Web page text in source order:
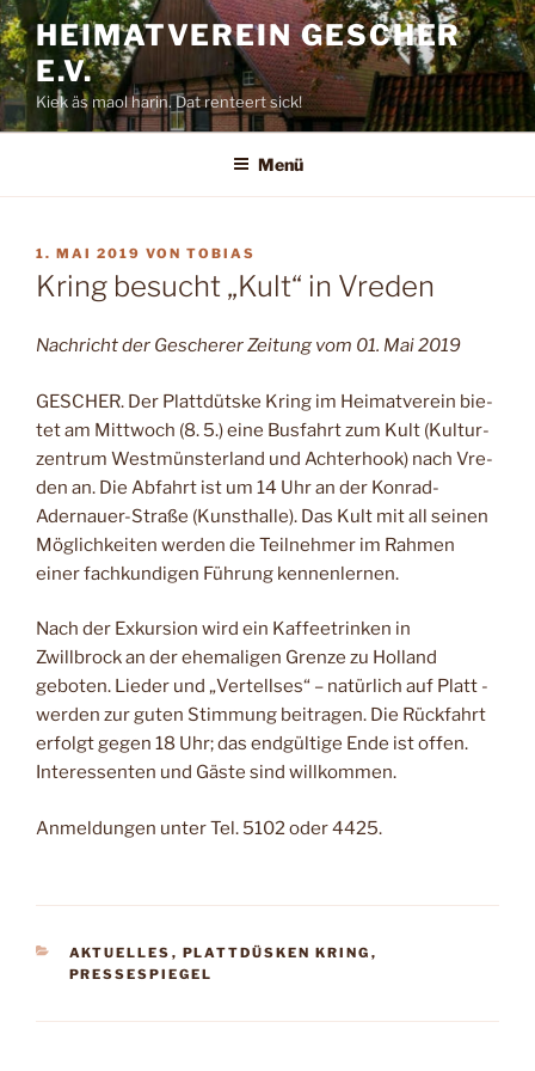
Zum
Inhalt
springen
HEIMATVEREIN GESCHER
E.V.
Kiek äs maol harin. Dat renteert sick!
Menü
VERÖFFENTLICHT
AM
1. MAI 2019 VON TOBIAS
Kring besucht „Kult“ in Vreden
Nachricht der Gescherer Zeitung vom 01. Mai 2019
GESCHER. Der Plattdütske Kring im Heimatverein bie­
tet am Mittwoch (8. 5.) eine Busfahrt zum Kult (Kultur­
zentrum Westmünsterland und Achterhook) nach Vre­
den an. Die Abfahrt ist um 14 Uhr an der Konrad-
Adernauer-Straße (Kunsthalle). Das Kult mit all seinen
Mög­lichkeiten werden die Teil­nehmer im Rahmen
einer fachkundigen Führung kennenlernen.
Nach der Exkursion wird ein Kaffeetrinken in
Zwillbrock an der ehemaligen Grenze zu Holland
geboten. Lieder und „Vertellses“ – natürlich auf Platt -
werden zur guten Stimmung beitragen. Die Rückfahrt
erfolgt gegen 18 Uhr; das endgültige Ende ist offen.
Interessenten und Gäste sind willkommen.
Anmeldungen unter Tel. 5102 oder 4425.
KATEGORIEN
AKTUELLES , PLATTDÜSKEN KRING ,
PRESSESPIEGEL